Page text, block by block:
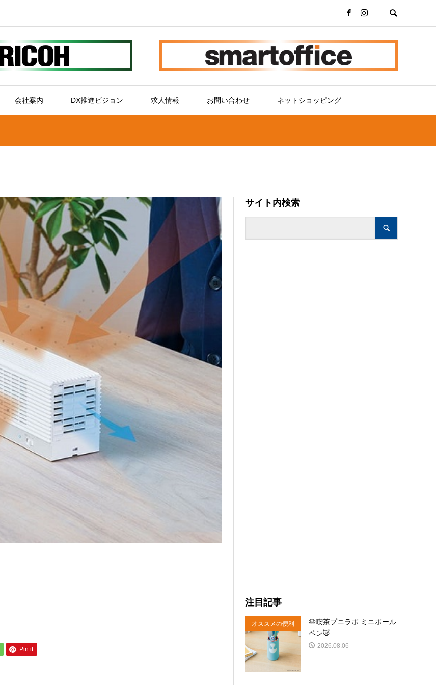
会社案内 DX推進ビジョン 求人情報 お問い合わせ ネットショッピング
Pin it
サイト内検索
注目記事
オススメの便利
商品
🐶喫茶プニラボ ミニボール
ペン🦊
2026.08.06